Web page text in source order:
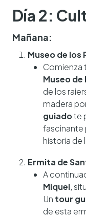
Día 2:
Mañana:
Museo de los
Comienza
Museo de
de los
madera
guiadote
fascinante
historia de
Ermita de
A
Miquel,
Un tour
de esta